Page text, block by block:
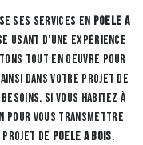
ses services en Poele a
usant d’une expérience
tout en oeuvre pour
ainsi dans votre projet de
Si vous habitez à
pour vous transmettre
projet de Poele a bois.